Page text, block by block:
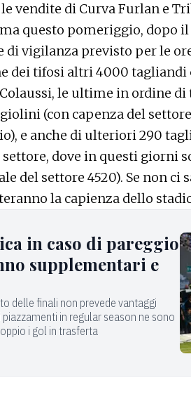
vendite di Curva Furlan e
questo pomeriggio, dopo
vigilanza previsto per le
dei tifosi altri 4000 tagliandi
le ultime in ordine di
(con capenza del
e anche di ulteriori 290
settore, dove in questi giorni
del settore 4520). Se non ci
la capienza dello
in caso di pareggio
supplementari e
delle finali non prevede vantaggi
in regular season ne sono
i gol in trasferta